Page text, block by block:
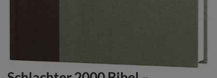
Zum